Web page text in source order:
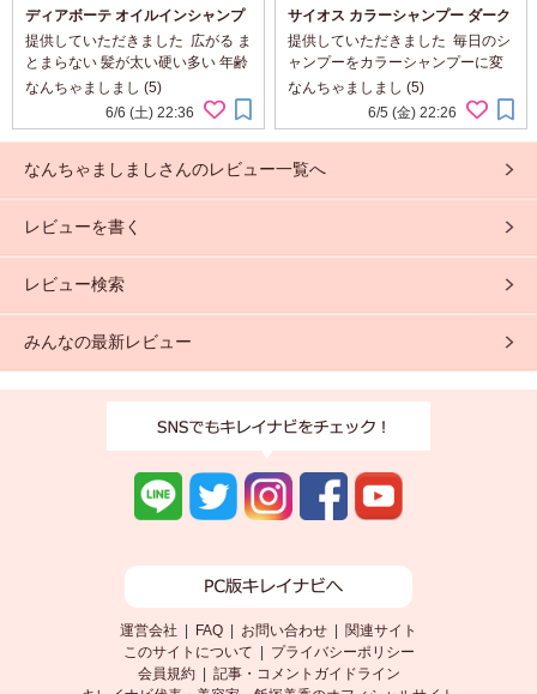
ディアボーテ オイルインシャンプ
ー&コンディショナー リッチ&リペ
ア
提供していただきました ⁡ 広がる ま
とまらない 髪が太い硬い多い 年齢
や湿気による髪の歪みに ダメージ
補修と保湿で ・オーガニックヒマ
ワリオイル ・ヒマワリ種子エキス
なんちゃましまし (5)
6/6 (土) 22:36
サイオス カラーシャンプー ダーク
ブラウン
提供していただきました ⁡ 毎日のシ
ャンプーをカラーシャンプーに変
えて 気になる白髪が徐々に染まる
ようです ⁡ 普通に髪を充分にぬらし
てシャンプーをするだけ5分程放置
なんちゃましまし (5)
6/5 (金) 22:26
なんちゃましましさんのレビュー一覧へ
レビューを書く
レビュー検索
みんなの最新レビュー
運営会社 FAQ お問い合わせ
関連サイト
このサイトについて
プライバシーポリシー
会員規約| 記事・コメントガイドライン